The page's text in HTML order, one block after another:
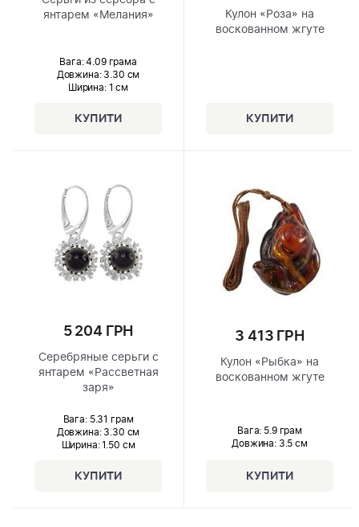
янтарем «Мелания»
Вага: 4.09 грама
Довжина:3.30 см
Ширина: 1 см
Кулон «Роза» на
воскованном жгуте
5 204 ГРН
Серебряные серьги с
янтарем «Рассветная
заря»
Вага: 5.31 грам
Довжина:3.30 см
Ширина: 1.50 см
3 413 ГРН
Кулон «Рыбка» на
воскованном жгуте
Вага: 5.9 грам
Довжина:3.5 см